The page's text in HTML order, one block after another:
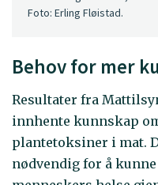
Foto: Erling Fløistad.
Behov for mer
Resultater fra
innhente kunnskap
plantetoksiner i mat.
nødvendig for å